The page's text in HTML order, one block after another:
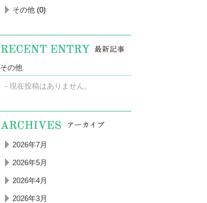
その他 (0)
その他
現在投稿はありません。
2026年7月
2026年5月
2026年4月
2026年3月